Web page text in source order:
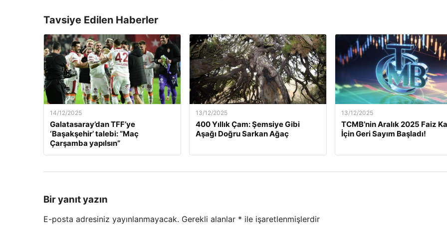
Tavsiye Edilen Haberler
14/12/2025
Galatasaray’dan TFF’ye
‘Başakşehir’ talebi: “Maç
Çarşamba yapılsın”
13/12/2025
400 Yıllık Çam: Şemsiye Gibi
Aşağı Doğru Sarkan Ağaç
13/12/2025
TCMB’nin Aralık 2025 Faiz
İçin Geri Sayım Başladı!
Bir yanıt yazın
E-posta adresiniz yayınlanmayacak. Gerekli alanlar * ile işaretlenmişlerdir